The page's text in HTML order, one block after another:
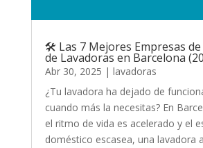
🛠️ Las 7 Mejores Empresas
de Lavadoras en Barcelona
Abr 30, 2025 | lavadoras
¿Tu lavadora ha dejado de
cuando más la necesitas? En
el ritmo de vida es acelerado y el
doméstico escasea, una lavadora